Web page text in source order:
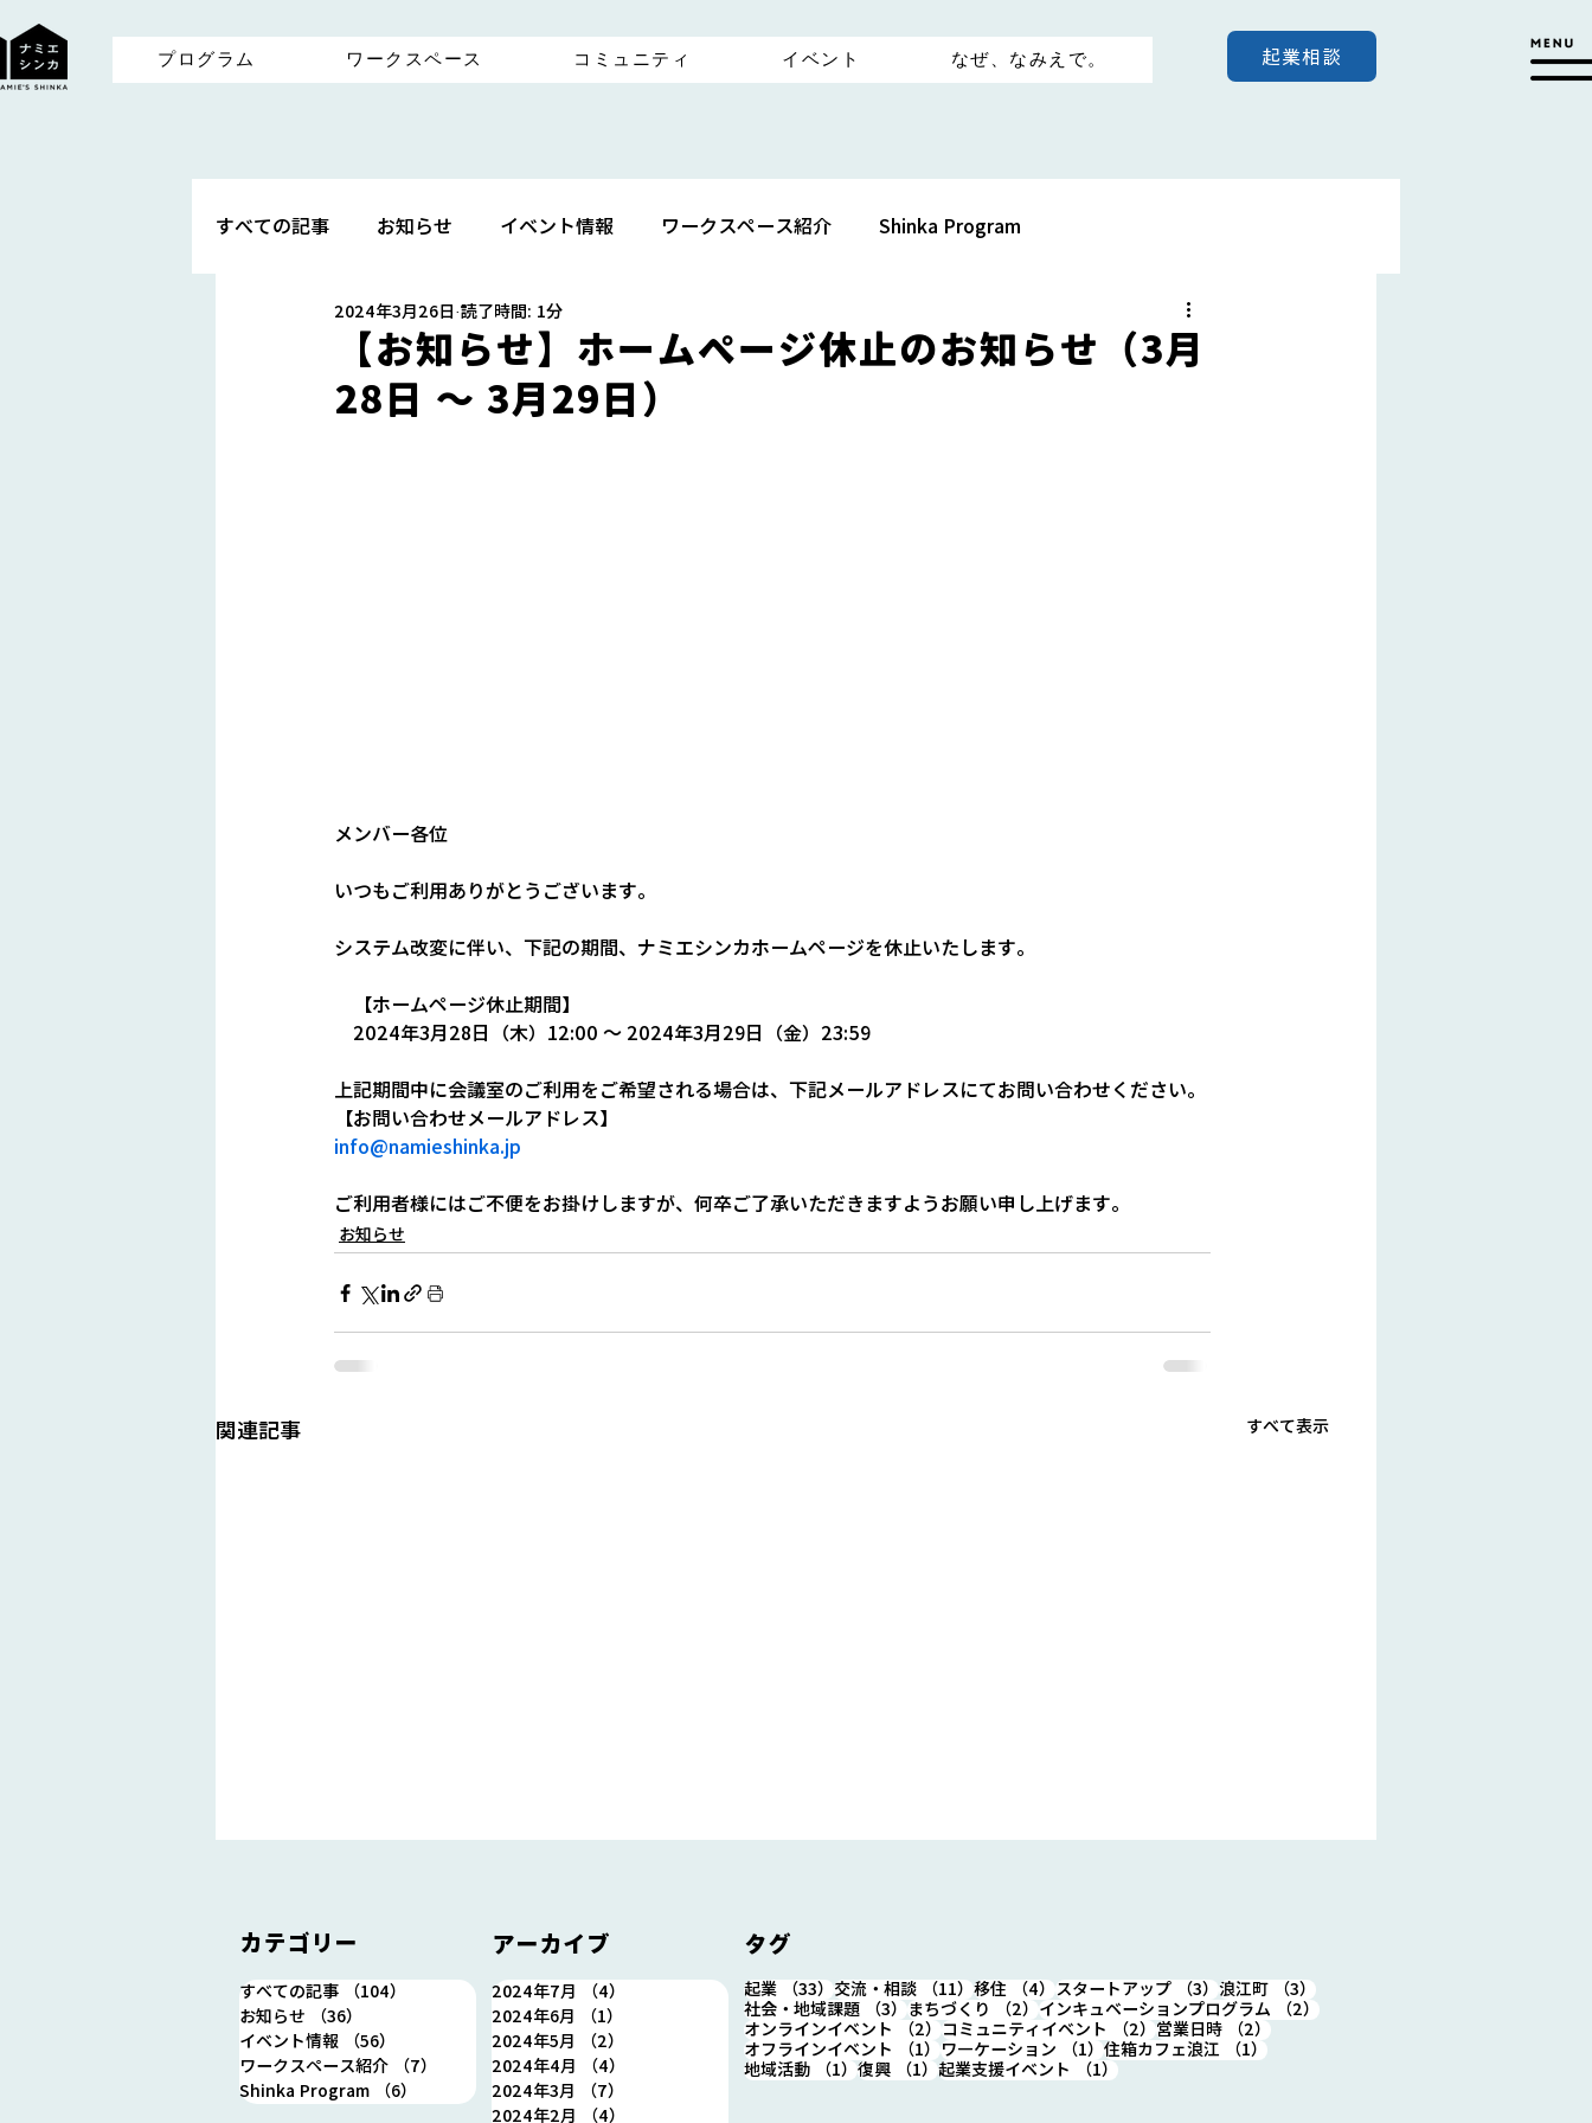
プログラム ワークスペース コミュニティ イベント なぜ、なみえで。 起業相談
すべての記事 お知らせ イベント情報 ワークスペース紹介 Shinka Program
【お知らせ】ホームページ休止のお知らせ（3月
28日 ～ 3月29日）
2024年3月26日 読了時間: 1分
メンバー各位
いつもご利用ありがとうございます。
システム改変に伴い、下記の期間、ナミエシンカホームページを休止いたします。
【ホームページ休止期間】
2024年3月28日（木）12:00 ～ 2024年3月29日（金）23:59
上記期間中に会議室のご利用をご希望される場合は、下記メールアドレスにてお問い合わせください。
【お問い合わせメールアドレス】
info@namieshinka.jp
ご利用者様にはご不便をお掛けしますが、何卒ご了承いただきますようお願い申し上げます。
お知らせ
関連記事 すべて表示
浪江町ブランドブックを公開
しました
「住箱カフェ浪江」営業日/営
業時間 変更のおしらせ
【重要】ゴールデンウィーク
期間休業のお知らせ 4月30
カテゴリー アーカイブ タグ
すべての記事 （104）
104件の記事
お知らせ
（36）
イベント情報
（56）
ワークスペース紹介
（7）
7件の記事
Shinka Program
（6） 6件の記事
2024年7月 （4）
2024年6月
（1）
2024年5月
（2）
2024年4月
（4）
2024年3月
（7）
2024年2月
（4）
起業 （33）33件の記事
交流・相談 （11）11件の記事
移住 （4）4件の記事
スタートアップ （3）3件の記事
浪江町 （3）3件の記事
社会・地域課題
（3）3件の記事
まちづくり （2）2件の記事
インキュベーションプログラム （2）2件の記事
オンラインイベント
（2）2件の記事
コミュニティイベント （2）2件の記事
営業日時 （2）2件の記事
オフラインイベント
（1）1件の記事
ワ―ケーション （1）1件の記事
住箱カフェ浪江 （1）1件の記事
地域活動
（1）1件の記事
復興 （1）1件の記事
起業支援イベント （1）1件の記事